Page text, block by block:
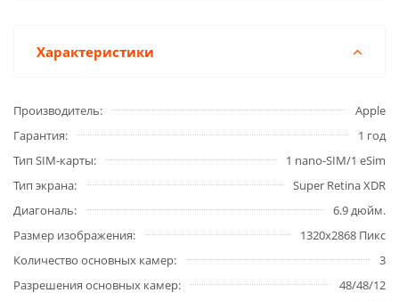
Характеристики
Производитель
Apple
Гарантия
1 год
Тип SIM-карты
1 nano-SIM/1 eSim
Тип экрана
Super Retina XDR
Диагональ
6.9 дюйм.
Размер изображения
1320x2868 Пикс
Количество основных камер
3
Разрешения основных камер
48/48/12